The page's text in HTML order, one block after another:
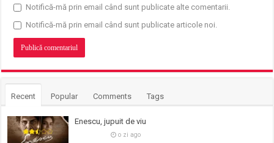
Notifică-mă prin email când sunt publicate alte comentarii.
Notifică-mă prin email când sunt publicate articole noi.
Recent Popular Comments Tags
Enescu, jupuit de viu
o zi ago